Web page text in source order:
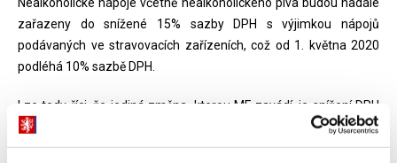
zařazeny do snížené 15% sazby DPH s výjimkou nápojů
podávaných ve stravovacích zařízeních, což od 1. května 2020
podléhá 10% sazbě DPH.
Lze tedy říci, že jediná změna, kterou MF zavádí, je snížení DPH
na poskytování stravovacích služeb, prodeje nealkoholických
nápojů a točeného piva v restauracích, a to v souvislosti se